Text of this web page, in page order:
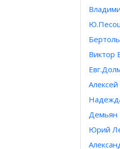
Виктор
Юрий